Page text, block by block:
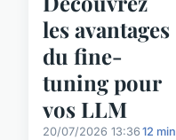
les avantages
du fine-
tuning pour
vos LLM
20/07/2026 13:36 12 min